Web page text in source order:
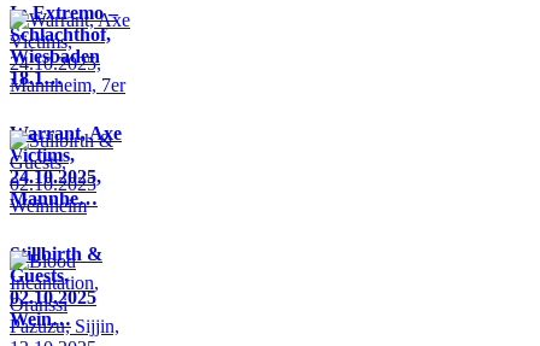
In Extremo –
Schlachthof,
Wiesbaden
18.1…
Warrant, Axe
Victims,
24.10.2025,
Mannhe…
Stillbirth &
Guests,
02.10.2025
Wein…